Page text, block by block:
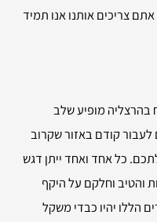
צריכים אותנו אנו תמיד
בהרצליה מופיע שלב
קודם באזור שקרוב
כל אחד ואחד ייתן דגש
והטיב וחלקם על היקף
הללו יהיו כבדי משקל